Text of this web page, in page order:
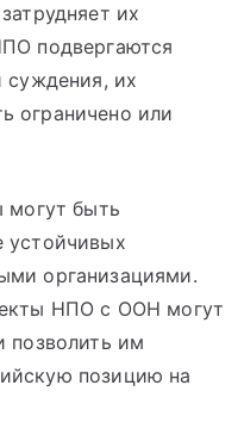
их
подвергаются
суждения, их
ограничено или
могут быть
устойчивых
организациями.
НПО с ООН могут
позволить им
позицию на